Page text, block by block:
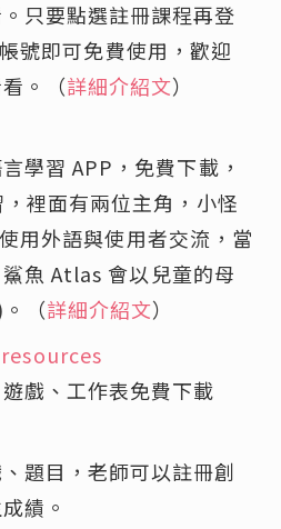
只要點選註冊課程再登
號即可免費使用，歡迎
。（詳細介紹文）
學習 APP，免費下載，
裡面有兩位主角，小怪
用外語與使用者交流，當
魚 Atlas 會以兒童的母
（詳細介紹文）
戲、工作表免費下載
題目，老師可以註冊創
績。